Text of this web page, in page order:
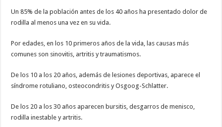
Un 85% de la población antes de los 40 años ha presentado dolor de
rodilla al menos una vez en su vida.
Por edades, en los 10 primeros años de la vida, las causas más
comunes son sinovitis, artritis y traumatismos.
De los 10 a los 20 años, además de lesiones deportivas, aparece el
síndrome rotuliano, osteocondritis y Osgoog-Schlatter.
De los 20 a los 30 años aparecen bursitis, desgarros de menisco,
rodilla inestable y artritis.